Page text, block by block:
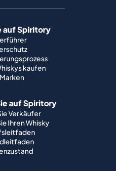
auf Spiritory
kaufen
auf Spiritory
Verkäufer
Ihren Whisky